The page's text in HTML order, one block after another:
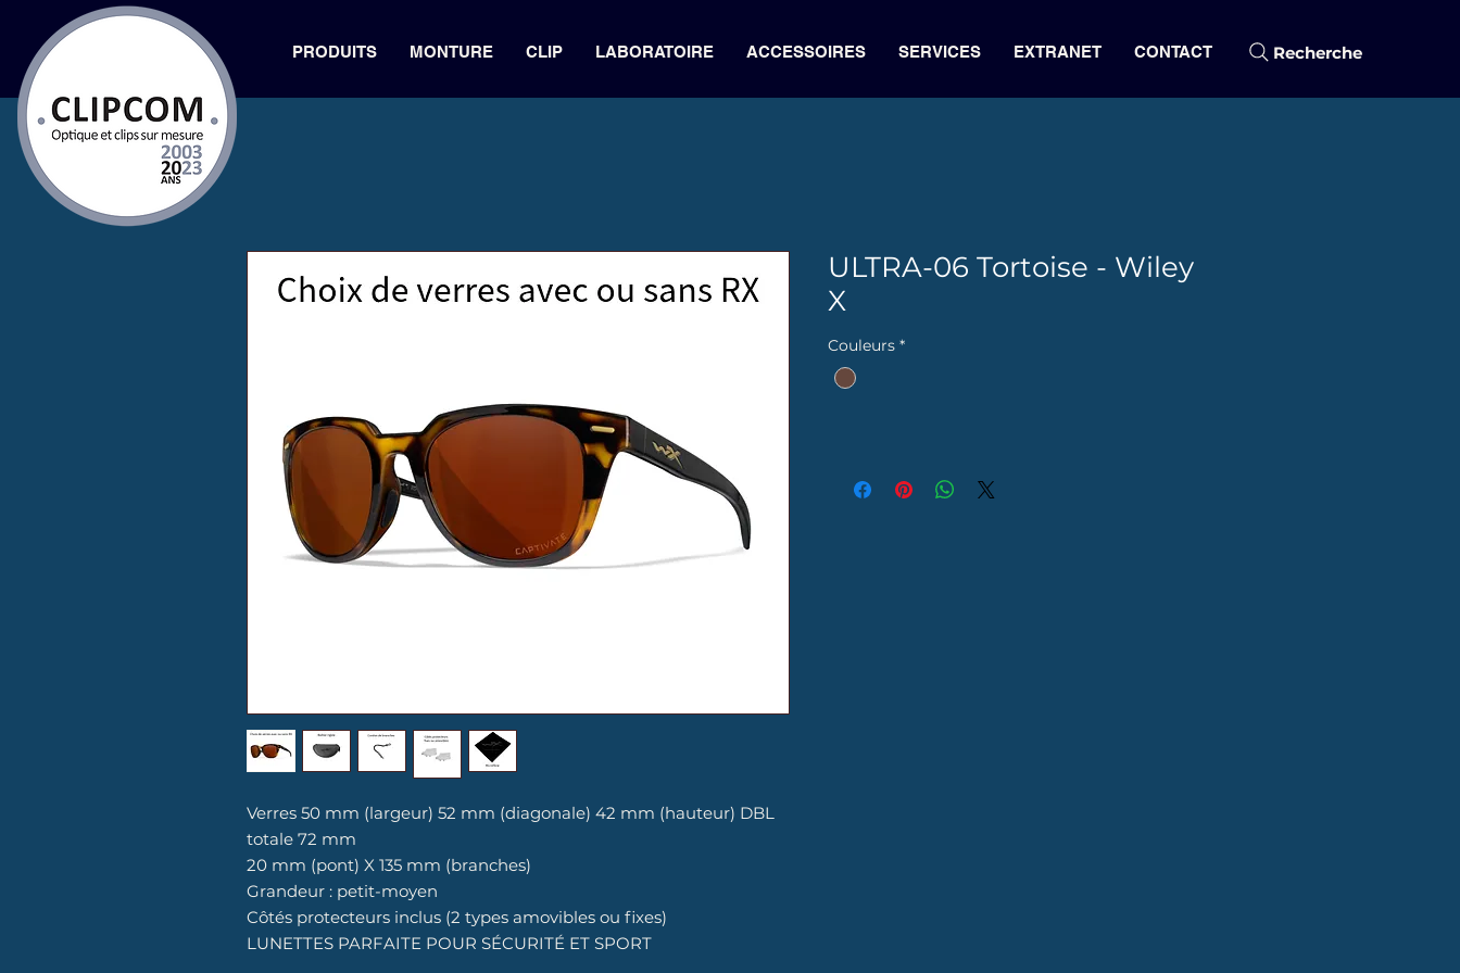
PRODUITS MONTURE CLIP LABORATOIRE ACCESSOIRES SERVICES EXTRANET CONTACT Recherche
Verres 50 mm (largeur) 52 mm (diagonale) 42 mm (hauteur) DBL
totale 72 mm
20 mm (pont) X 135 mm (branches)
Grandeur : petit-moyen
Côtés protecteurs inclus (2 types amovibles ou fixes)
LUNETTES PARFAITE POUR SÉCURITÉ ET SPORT
ULTRA-06 Tortoise - Wiley
X
Couleurs *